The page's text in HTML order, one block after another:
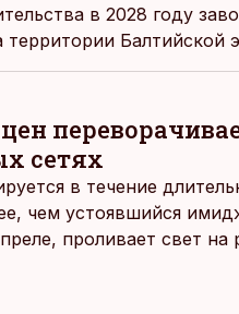
в 2028 году
Балтийской
стала
минимальное
сетях
в течение
чем устоявшийся
проливает свет на